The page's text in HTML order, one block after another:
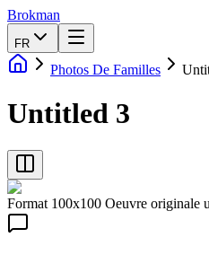
Brokman
FR
Photos De Familles
Untitled 3
Format 100x100 Oeuvre originale